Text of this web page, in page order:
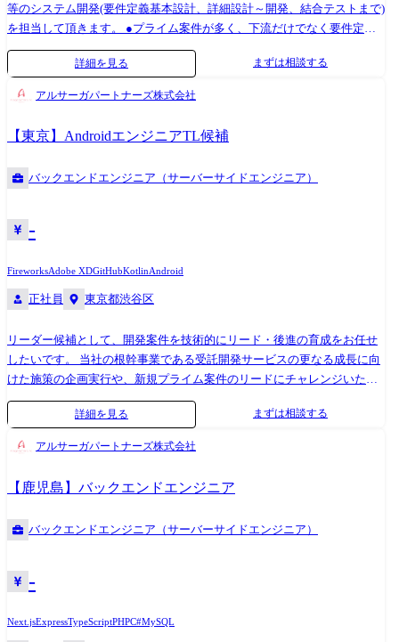
等のシステム開発(要件定義基本設計、詳細設計～開発、結合テストまで)
を担当して頂きます。 ●プライム案件が多く、下流だけでなく要件定義
等の上流も担当できます。 大阪本社は1次請け70%、2次請け30%です。
＜案件事例＞ ●DIRECTを使ったチャットボットシステム開発 ●基幹シス
テム(MCFRAME)/配車(MySQL)/検品(oracle)等、複数システムの連携デー
ったデータ収集/分析プラットフォームの構築 ●各種通信装置から収集し
たデータをクラウド環境に連携するためのIoTシステム開発 等 変更の範
囲:会社の定める業務
詳細を見る まずは相談する
アルサーガパートナーズ株式会社
【東京】AndroidエンジニアTL候補
バックエンドエンジニア（サーバーサイドエンジニア）
-
FireworksAdobe XDGitHubKotlinAndroid
正社員 東京都渋谷区
リーダー候補として、開発案件を技術的にリード・後進の育成をお任せ
したいです。 当社の根幹事業である受託開発サービスの更なる成長に向
けた施策の企画実行や、新規プライム案件のリードにチャレンジいただ
けるポジションです。 テックリードやプレイングマネージャーとしての
ロールを期待しています。 当社は案件ごとに7～15名ほどのチームを組
んで開発を推進する体制をとっています。 そのため、所属が違うフロン
色んなポジションの方々と協働で開発を進めて働ける環境なので、切磋
琢磨し合いながらスキルを伸ばしていけます。 具体的な業務内容 ・要件
定義や詳細設計からコーディングまで一連の業務 ・新人の育成 ・
Androidエンジニアの採用面接 ・工数見積もり 過去の開発案件事例 ・マ
信アプリ「My Sunshine City」 ・多言語対応ヘルスケアサービス「WELL
ROOM」 ・中小企業の経営相談と専門家を派遣できるサービス「中小企
詳細を見る まずは相談する
アルサーガパートナーズ株式会社
【鹿児島】バックエンドエンジニア
バックエンドエンジニア（サーバーサイドエンジニア）
-
Next.jsExpressTypeScriptPHPC#MySQL